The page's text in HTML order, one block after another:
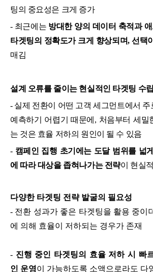
팅의 중요성은 크게 증가
- 최근에는 방대한 양의 데이터 축적과
타겟팅의 정확도가 크게 향상되며, 선택
매김
설계 오류를 줄이는 현실적인 타겟팅 수
- 실제 전환이 어떤 고객 세그먼트에서 주
예측하기 어렵기 때문에, 처음부터 세밀
는 것은 효율 저하의 원인이 될 수 있음
- 캠페인 집행 초기에는 도달 범위를 넓
에 따라 대상을 좁혀나가는 전략이 현실적
다양한 타겟팅 전략 발굴의 필요성
- 전환 성과가 좋은 타겟팅을 활용 중이
에 의해 효율이 저하되는 경우가 존재
- 진행 중인 타겟팅의 효율 저하 시 빠
인 운영이 가능하도록 소액으로라도 다